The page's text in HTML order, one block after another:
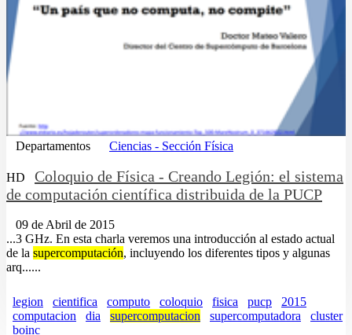
Departamentos Ciencias - Sección Física
HD
Coloquio de Física - Creando Legión: el sistema
de computación científica distribuida de la PUCP
09 de Abril de 2015
...3 GHz. En esta charla veremos una introducción al estado actual
de la supercomputación, incluyendo los diferentes tipos y algunas
arq......
legion cientifica computo coloquio fisica pucp
2015
computacion
dia supercomputacion supercomputadora
cluster
boinc